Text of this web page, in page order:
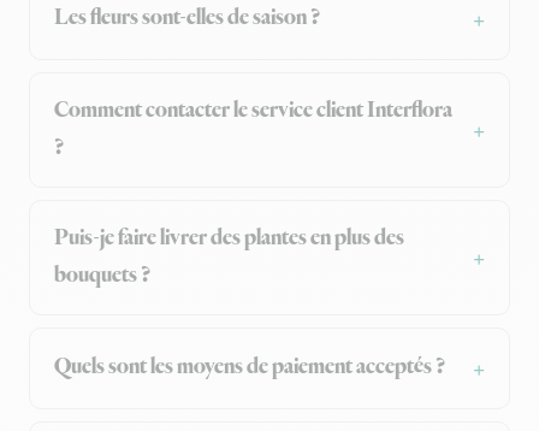
Les fleurs sont-elles de saison ?
Comment contacter le service client Interflora
?
Puis-je faire livrer des plantes en plus des
bouquets ?
Quels sont les moyens de paiement acceptés ?